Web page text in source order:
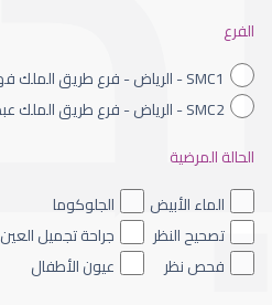
عيون الاطفال الملونه
الفرع
SMC1 - الرياض - فرع طريق الملك فهد
SMC2 - الرياض - فرع طريق الملك عبدالله
الحالة المرضية
الماء الأبيض
الجلوكوما
تصحيح النظر
جراحة تجميل العين
فحص نظر
عيون الأطفال